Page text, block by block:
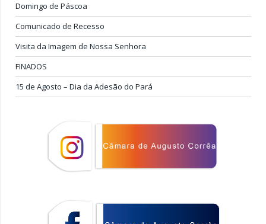
Domingo de Páscoa
Comunicado de Recesso
Visita da Imagem de Nossa Senhora
FINADOS
15 de Agosto – Dia da Adesão do Pará